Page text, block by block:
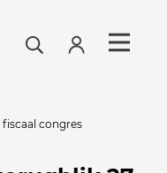
fiscaal congres